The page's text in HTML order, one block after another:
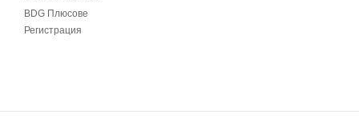
BDG Плюсове
Регистрация